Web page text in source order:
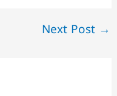
Next Post →